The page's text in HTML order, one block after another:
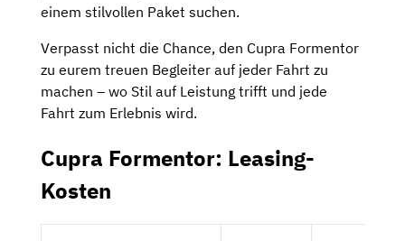
einem stilvollen Paket suchen.
Verpasst nicht die Chance, den Cupra Formentor
zu eurem treuen Begleiter auf jeder Fahrt zu
machen – wo Stil auf Leistung trifft und jede
Fahrt zum Erlebnis wird.
Cupra Formentor: Leasing-
Kosten